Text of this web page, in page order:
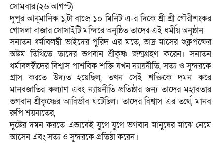
সোমবার (২৬ আগস্ট)
দুপুর আনুমানিক ১,টা বাজে ১০ মিনিট এ-র দিকে শ্রী শ্রী গৌরীশংকর
গোসলা বাজার সোসাইটি মন্দিরে অনুষ্ঠিত তাদের এই ধর্মীয় অনুষ্ঠান
সনাতন ধর্মাবলম্বী ভাইদের পুরিদ এর মতে, ভাদ্র মাসের শুক্লপক্ষের
অষ্টম তিথিতে তাদের ভগবান শ্রীকৃষ্ণ জন্মগ্রহণ করেন। সনাতন
ধর্মাবলম্বীদের বিশ্বাস পাশবিক শক্তি যখন ন্যায়নীতি, সত্য ও সুন্দরকে
গ্রাস করতে উদ্যত হয়েছিল, তখন সেই শক্তিকে দমন করে
মানবজাতির কল্যাণ এবং ন্যায়নীতি প্রতিষ্ঠার জন্য তাদের মহাবতার
ভগবান শ্রীকৃষ্ণের আবির্ভাব ঘটেছিল। তাদের বিশ্বাস এর তর্থে, মানব
রুপি শয়নাতের,
দুষ্টের দমন করতে এভাবেই যুগে যুগে ভগবান মানুষের মাঝে নেমে
আসেন এবং সত্য ও সুন্দরকে প্রতিষ্ঠা করেন।